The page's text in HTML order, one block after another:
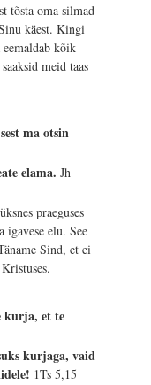
tõsta oma silmad
käest. Kingi
kõik
meid taas
ma otsin
elama.Jh
praeguses
elu. See
Sind, et ei
kurja, et te
kurjaga, vaid
1Ts 5,15